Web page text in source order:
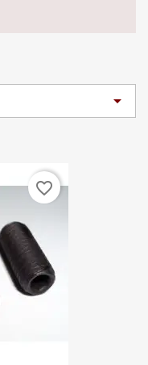

favorite_border